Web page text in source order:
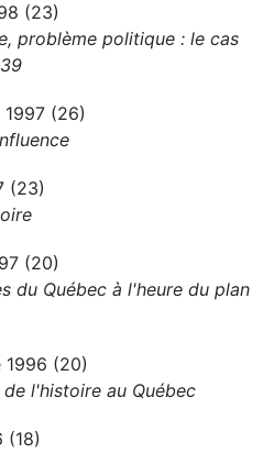
(23)
problème politique : le cas
1997 (26)
(23)
(20)
du Québec à l'heure du plan
1996 (20)
l'histoire au Québec
(18)